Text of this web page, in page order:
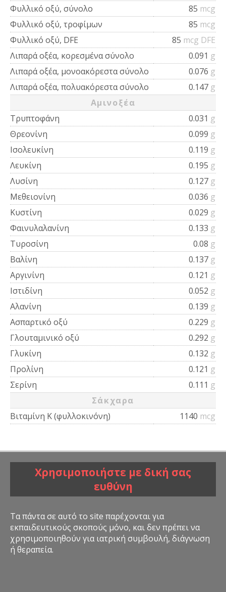
Φυλλικό οξύ, σύνολο
85 mcg
Φυλλικό οξύ, τροφίμων
85 mcg
Φυλλικό οξύ, DFE
85 mcg DFE
Λιπαρά οξέα, κορεσμένα σύνολο
0.091 g
Λιπαρά οξέα, μονοακόρεστα σύνολο
0.076 g
Λιπαρά οξέα, πολυακόρεστα σύνολο
0.147 g
Αμινοξέα
Τρυπτοφάνη
0.031 g
Θρεονίνη
0.099 g
Ισολευκίνη
0.119 g
Λευκίνη
0.195 g
Λυσίνη
0.127 g
Μεθειονίνη
0.036 g
Κυστίνη
0.029 g
Φαινυλαλανίνη
0.133 g
Τυροσίνη
0.08 g
Βαλίνη
0.137 g
Αργινίνη
0.121 g
Ιστιδίνη
0.052 g
Αλανίνη
0.139 g
Ασπαρτικό οξύ
0.229 g
Γλουταμινικό οξύ
0.292 g
Γλυκίνη
0.132 g
Προλίνη
0.121 g
Σερίνη
0.111 g
Σάκχαρα
Βιταμίνη Κ (φυλλοκινόνη)
1140 mcg
Χρησιμοποιήστε με δική σας
ευθύνη
Τα πάντα σε αυτό το site παρέχονται για
εκπαιδευτικούς σκοπούς μόνο, και δεν πρέπει να
χρησιμοποιηθούν για ιατρική συμβουλή, διάγνωση
ή θεραπεία.